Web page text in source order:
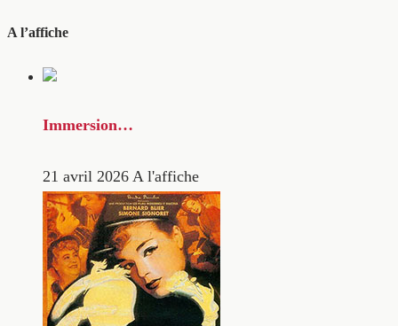
A l’affiche
Immersion…
21 avril 2026 A l'affiche